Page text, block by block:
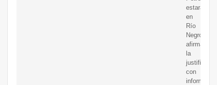
estará
en
Río
Negro.La
afirmación
la
justificó
con